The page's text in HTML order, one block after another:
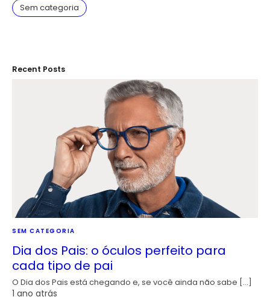
Sem categoria
Recent Posts
SEM CATEGORIA
Dia dos Pais: o óculos perfeito para
cada tipo de pai
O Dia dos Pais está chegando e, se você ainda não sabe […]
1 ano atrás